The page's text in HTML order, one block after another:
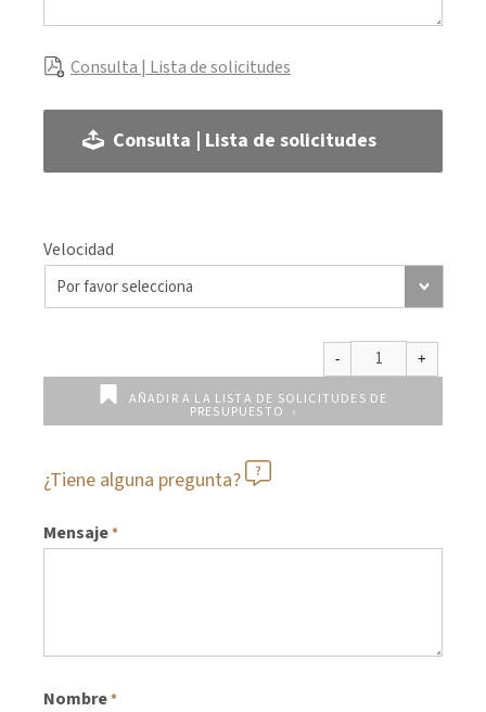
Consulta | Lista de solicitudes
Consulta | Lista de solicitudes
Velocidad
AÑADIR A LA LISTA DE SOLICITUDES DE
PRESUPUESTO
¿Tiene alguna pregunta?
Mensaje*
Nombre*